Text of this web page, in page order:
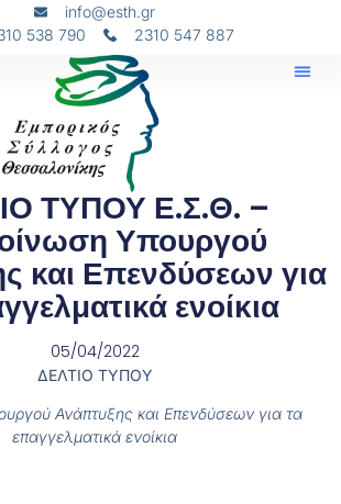
info@esth.gr
538 790
2310 547 887
ΤΥΠΟΥ Ε.Σ.Θ. –
Υπουργού
και Επενδύσεων για
ενοίκια
05/04/2022
ΔΕΛΤΙΟ ΤΥΠΟΥ
Ανάπτυξης και Επενδύσεων για τα
επαγγελματικά ενοίκια